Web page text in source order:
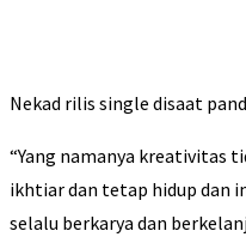
Nekad rilis single disaat
“Yang namanya kreativitas
ikhtiar dan tetap hidup dan
selalu berkarya dan